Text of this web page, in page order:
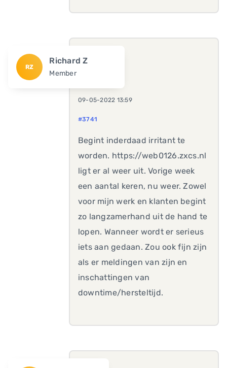
RZ
Richard Z
Member
09-05-2022 13:59
#3741
Begint inderdaad irritant te
worden. https://web0126.zxcs.nl
ligt er al weer uit. Vorige week
een aantal keren, nu weer. Zowel
voor mijn werk en klanten begint
zo langzamerhand uit de hand te
lopen. Wanneer wordt er serieus
iets aan gedaan. Zou ook fijn zijn
als er meldingen van zijn en
inschattingen van
downtime/hersteltijd.